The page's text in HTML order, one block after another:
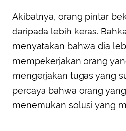
Akibatnya, orang pintar
daripada lebih keras.
menyatakan bahwa dia
mempekerjakan orang
mengerjakan tugas yang
percaya bahwa orang
menemukan solusi yang